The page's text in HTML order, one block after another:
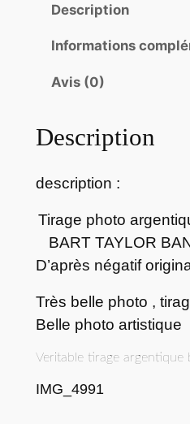
i
a
e
h
t
o
r
g
Description
Informations
Avis (0)
Description
description :
Tirage photo
BART TAYLOR
D’après négatif
Très belle photo ,
Belle photo artistique
Veritable tirage argentique
IMG_4991